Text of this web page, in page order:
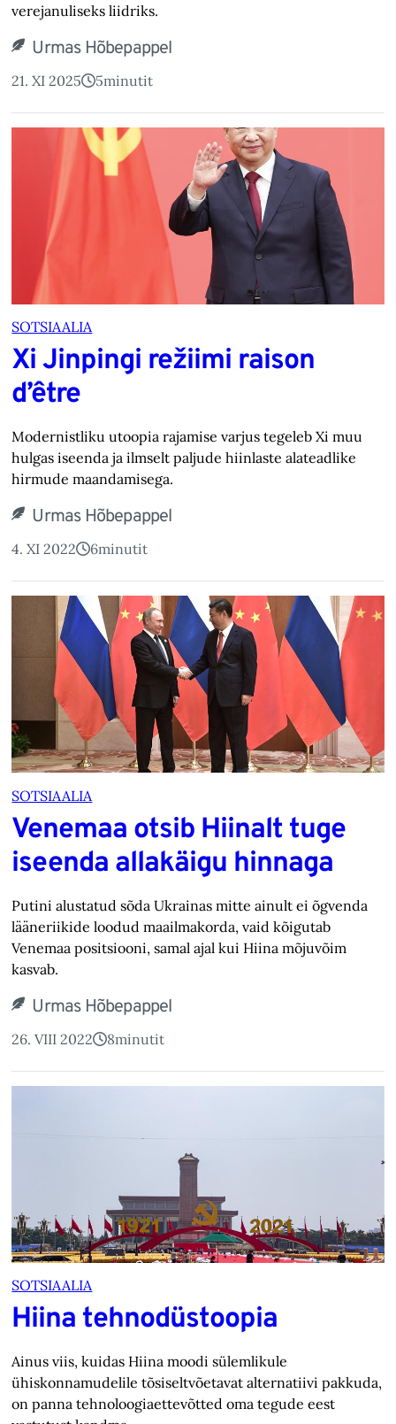
verejanuliseks liidriks.
Urmas Hõbepappel
21. XI 2025 5minutit
SOTSIAALIA
Xi Jinpingi režiimi raison
d’être
Modernistliku utoopia rajamise varjus tegeleb Xi muu
hulgas iseenda ja ilmselt paljude hiinlaste alateadlike
hirmude maandamisega.
Urmas Hõbepappel
4. XI 2022 6minutit
SOTSIAALIA
Venemaa otsib Hiinalt tuge
iseenda allakäigu hinnaga
Putini alustatud sõda Ukrainas mitte ainult ei õgvenda
lääneriikide loodud maailmakorda, vaid kõigutab
Venemaa positsiooni, samal ajal kui Hiina mõjuvõim
kasvab.
Urmas Hõbepappel
26. VIII 2022 8minutit
SOTSIAALIA
Hiina tehnodüstoopia
Ainus viis, kuidas Hiina moodi sülemlikule
ühiskonnamudelile tõsiseltvõetavat alternatiivi pakkuda,
on panna tehnoloogiaettevõtted oma tegude eest